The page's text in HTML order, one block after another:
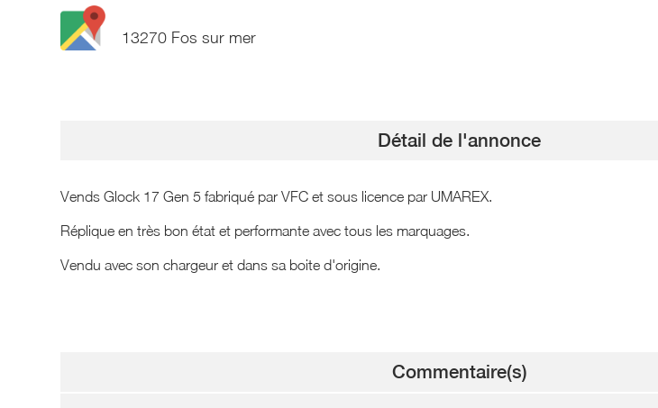
13270 Fos sur mer
Détail de l'annonce
Vends Glock 17 Gen 5 fabriqué par VFC et sous licence par UMAREX.
Réplique en très bon état et performante avec tous les marquages.
Vendu avec son chargeur et dans sa boite d'origine.
Commentaire(s)